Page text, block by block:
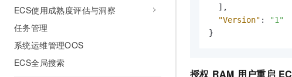
ECS使用成熟度评估与洞察
任务管理
系统运维管理OOS
ECS全局搜索
] ,
"Version" :
"1"
}
授权 RAM 用户重启